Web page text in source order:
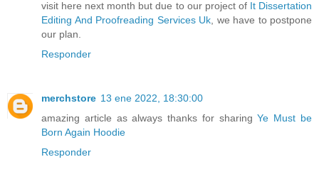
visit here next month but due to our project of It Dissertation
Editing And Proofreading Services Uk , we have to postpone
our plan.
Responder
merchstore 13 ene 2022, 18:30:00
amazing article as always thanks for sharingYe Must be
Born Again Hoodie
Responder